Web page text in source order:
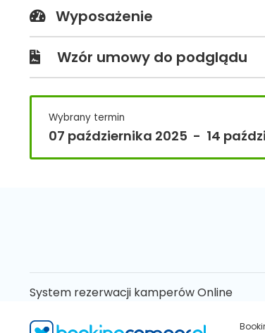
Wyposażenie
Wzór umowy do podglądu
Wybrany termin
07 października 2025 - 14
System rezerwacji kamperów Online